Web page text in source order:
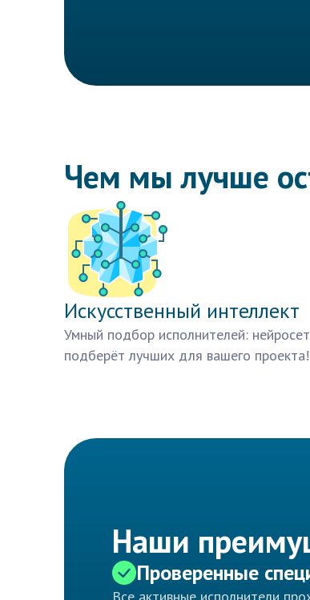
Чем мы лучше
Искусственный интеллект
Умный подбор исполнителей:
подберёт лучших для вашего проекта!
Наши
Проверенные
Все активные исполнители